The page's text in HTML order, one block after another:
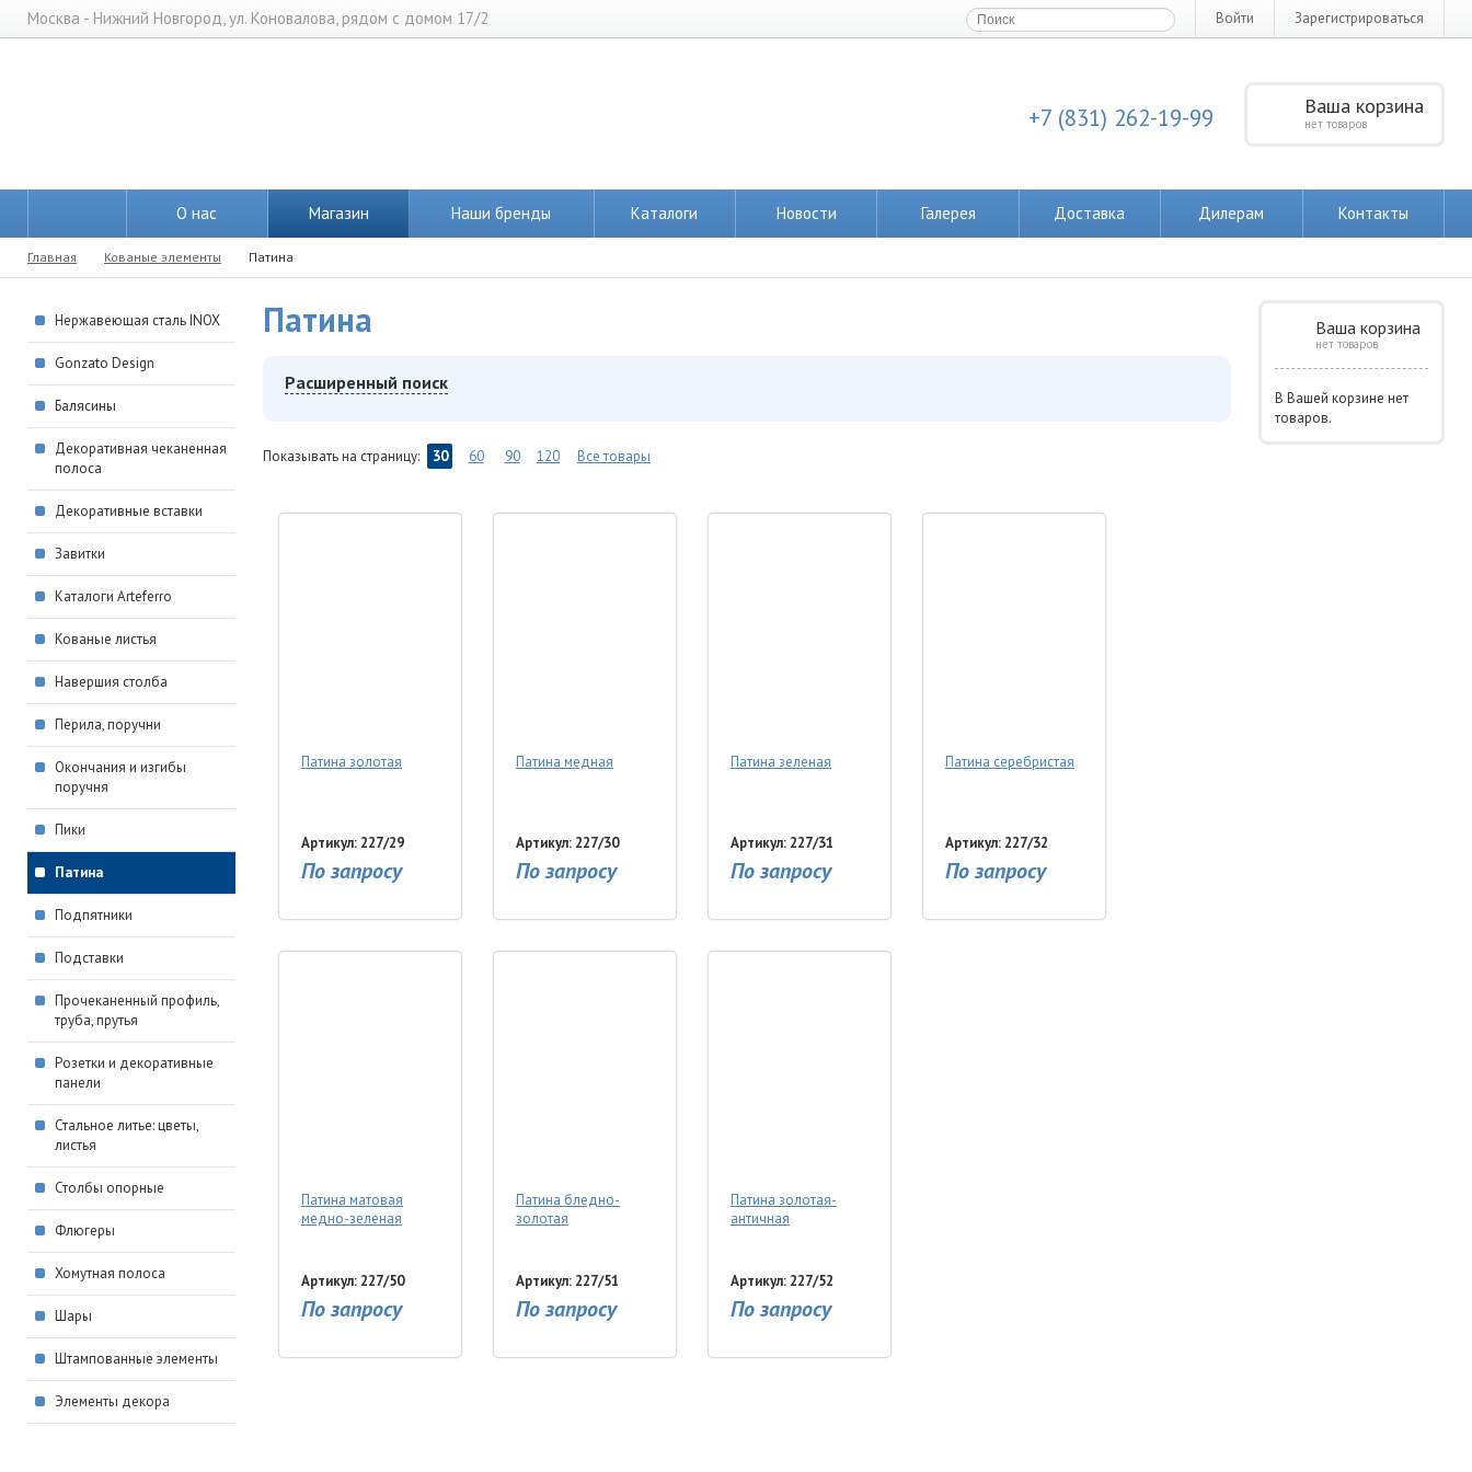
Москва - Нижний Новгород, ул. Коновалова, рядом с домом 17/2 Войти Зарегистрироваться
Ваша корзина
нет товаров
+7 (831) 262-19-99
О нас Магазин Наши бренды Каталоги Новости Галерея Доставка Дилерам Контакты
Главная Кованые элементы Патина
Нержавеющая сталь INOX
Gonzato Design
Балясины
Декоративная чеканенная
полоса
Декоративные вставки
Завитки
Каталоги Arteferro
Кованые листья
Навершия столба
Перила, поручни
Окончания и изгибы
поручня
Пики
Патина
Подпятники
Подставки
Прочеканенный профиль,
труба, прутья
Розетки и декоративные
панели
Стальное литье: цветы,
листья
Столбы опорные
Флюгеры
Хомутная полоса
Шары
Штампованные элементы
Элементы декора
Ваша корзина
нет товаров
В Вашей корзине нет
товаров.
Патина
Расширенный поиск
Показывать на страницу: 30 60 90 120 Все товары
Патина золотая
Артикул: 227/29
По запросу
Патина медная
Артикул: 227/30
По запросу
Патина зеленая
Артикул: 227/31
По запросу
Патина серебристая
Артикул: 227/32
По запросу
Патина матовая
медно-зеленая
Артикул: 227/50
По запросу
Патина бледно-
золотая
Артикул: 227/51
По запросу
Патина золотая-
античная
Артикул: 227/52
По запросу